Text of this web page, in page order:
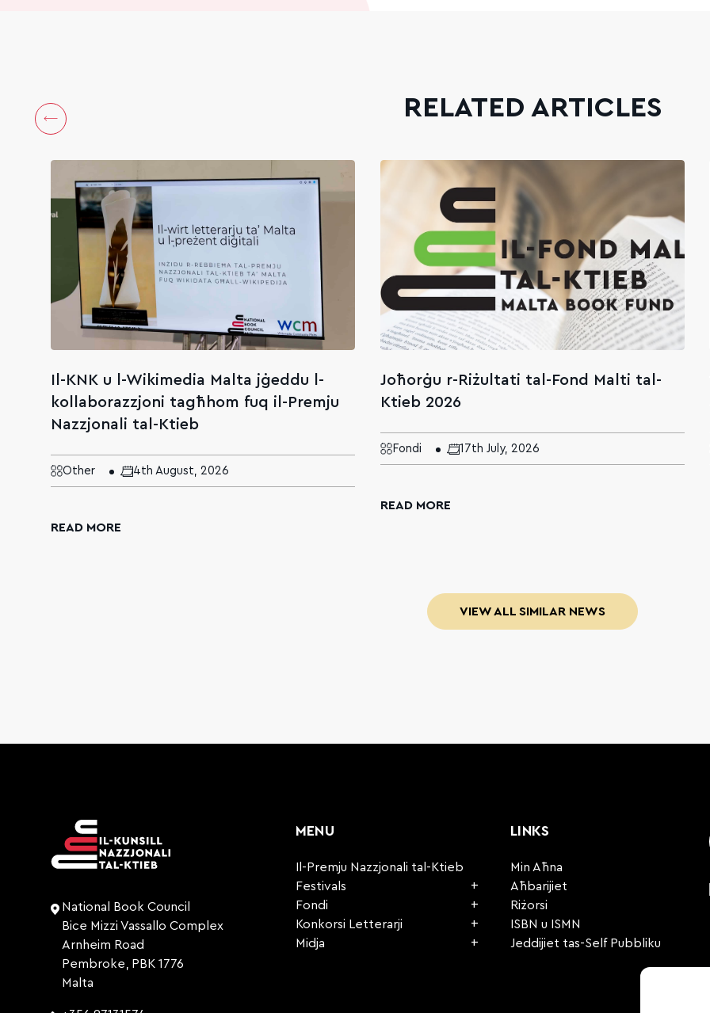
RELATED ARTICLES
Il-KNK u l-Wikimedia Malta jġeddu l-
kollaborazzjoni tagħhom fuq il-Premju
Nazzjonali tal-Ktieb
Other 4th August, 2026
READ MORE
Joħorġu r-Riżultati tal-Fond Malti tal-
Ktieb 2026
Fondi 17th July, 2026
READ MORE
VIEW ALL SIMILAR NEWS
National Book Council
Bice Mizzi Vassallo Complex
Arnheim Road
Pembroke, PBK 1776
Malta
MENU
Il-Premju Nazzjonali tal-Ktieb
Festivals
Fondi
Konkorsi Letterarji
Midja
LINKS
Min Aħna
Aħbarijiet
Riżorsi
ISBN u ISMN
Jeddijiet tas-Self Pubbliku